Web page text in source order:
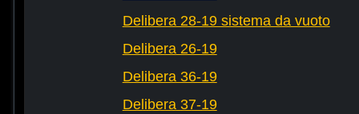
Delibera 28-19 sistema da vuoto
Delibera 26-19
Delibera 36-19
Delibera 37-19